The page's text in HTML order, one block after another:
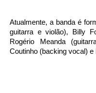
Atualmente, a banda é
guitarra e violão), Billy
Rogério Meanda
Coutinho (backing vocal)